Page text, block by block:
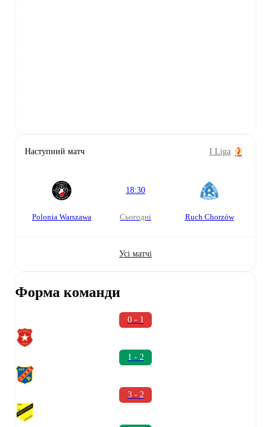
Наступний матч I Liga
Polonia Warszawa
18:30
сьогодні Ruch Chorzów
Усі матчі
Форма команди
0 - 1
1 - 2
3 - 2